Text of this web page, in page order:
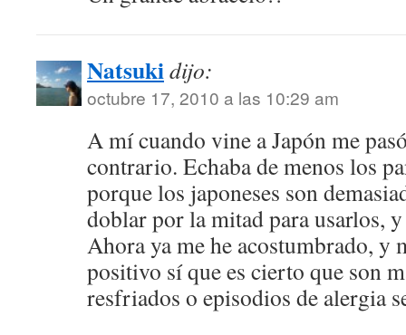
Natsukidijo:
octubre 17, 2010 a las 10:29 am
A mí cuando vine a Japón me
contrario. Echaba de menos los
porque los japoneses son
doblar por la mitad para usarlos,
Ahora ya me he acostumbrado, y
positivo sí que es cierto que son
resfriados o episodios de alergia